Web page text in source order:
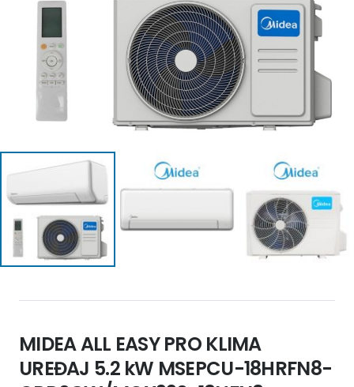
MIDEA ALL EASY PRO KLIMA
UREĐAJ 5.2 kW MSEPCU-18HRFN8-